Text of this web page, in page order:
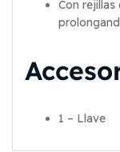
Con
1 – Llave